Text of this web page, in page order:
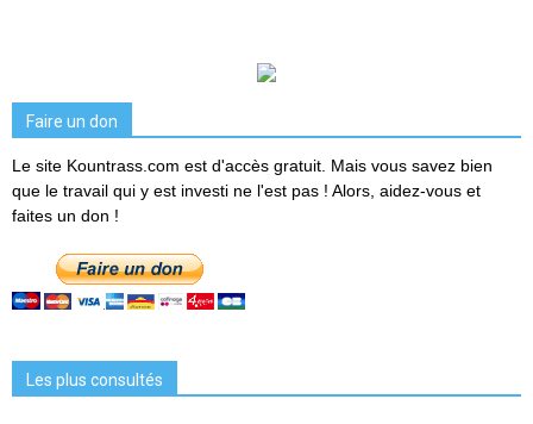
Faire un don
Le site Kountrass.com est d'accès gratuit. Mais vous savez bien
que le travail qui y est investi ne l'est pas ! Alors, aidez-vous et
faites un don !
Les plus consultés